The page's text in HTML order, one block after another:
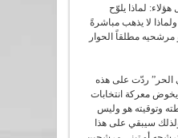
لماذا يلوّح
لا يذهب مباشرةً
مطلقاً الحوار
الحر” ردّت على هذه
يخوض معركة انتخابات
وتوقيته هو وليس
سيبقي على هذا